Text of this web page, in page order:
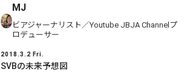
MJ
ビアジャーナリスト／Youtube JBJA Channelプ
ロデューサー
2018.3.2 Fri.
SVBの未来予想図